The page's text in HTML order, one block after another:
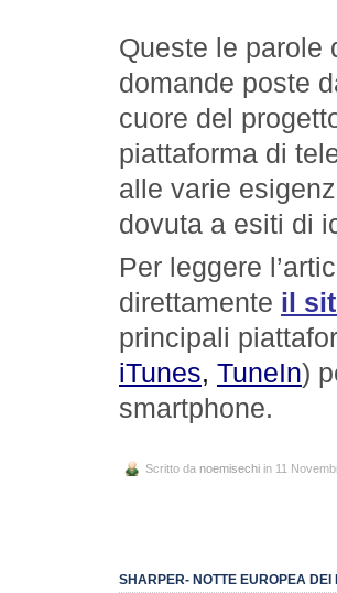
Queste le parole
domande poste
cuore del
piattaforma di
alle varie
dovuta a esiti di
Per leggere
direttamente il
principali
iTunes, TuneIn)
smartphone.
Scritto da noemisechi in 11
SHARPER- NOTTE EUROPEA DEI